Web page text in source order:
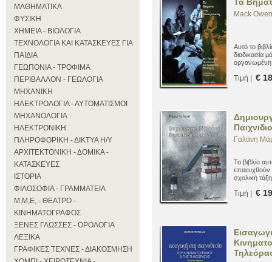
ΜΑΘΗΜΑΤΙΚΑ
ΦΥΣΙΚΗ
ΧΗΜΕΙΑ - ΒΙΟΛΟΓΙΑ
ΤΕΧΝΟΛΟΓΙΑ ΚΑΙ ΚΑΤΑΣΚΕΥΕΣ ΓΙΑ
ΠΑΙΔΙΑ
ΓΕΩΠΟΝΙΑ - ΤΡΟΦΙΜΑ
ΠΕΡΙΒΑΛΛΟΝ - ΓΕΩΛΟΓΙΑ
ΜΗΧΑΝΙΚΗ
ΗΛΕΚΤΡΟΛΟΓΙΑ - ΑΥΤΟΜΑΤΙΣΜΟΙ
ΜΗΧΑΝΟΛΟΓΙΑ
ΗΛΕΚΤΡΟΝΙΚΗ
ΠΛΗΡΟΦΟΡΙΚΗ - ΔΙΚΤΥΑ Η/Υ
ΑΡΧΙΤΕΚΤΟΝΙΚΗ - ΔΟΜΙΚΑ -
ΚΑΤΑΣΚΕΥΕΣ
ΙΣΤΟΡΙΑ
ΦΙΛΟΣΟΦΙΑ - ΓΡΑΜΜΑΤΕΙΑ
Μ,Μ,Ε, - ΘΕΑΤΡΟ -
ΚΙΝΗΜΑΤΟΓΡΑΦΟΣ
ΞΕΝΕΣ ΓΛΩΣΣΕΣ - ΟΡΟΛΟΓΙΑ
ΛΕΞΙΚΑ
ΓΡΑΦΙΚΕΣ ΤΕΧΝΕΣ - ΔΙΑΚΟΣΜΗΣΗ
Mack Owen
Αυτό το
διαδικασία
οργανωμένη
καταλήξουν
Τιμή | €
Γαλάνη
Το βιβλίο
σχολική
διαδικασία
Τιμή | €